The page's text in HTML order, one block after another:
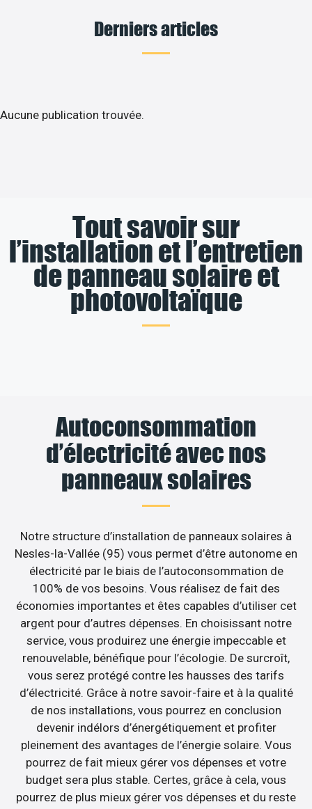
Derniers articles
Aucune publication trouvée.
Tout savoir sur
l’installation et l’entretien
de panneau solaire et
photovoltaïque
Autoconsommation
d’électricité avec nos
panneaux solaires
Notre structure d’installation de panneaux solaires à
Nesles-la-Vallée (95) vous permet d’être autonome en
électricité par le biais de l’autoconsommation de
100% de vos besoins. Vous réalisez de fait des
économies importantes et êtes capables d’utiliser cet
argent pour d’autres dépenses. En choisissant notre
service, vous produirez une énergie impeccable et
renouvelable, bénéfique pour l’écologie. De surcroît,
vous serez protégé contre les hausses des tarifs
d’électricité. Grâce à notre savoir-faire et à la qualité
de nos installations, vous pourrez en conclusion
devenir indélors d’énergétiquement et profiter
pleinement des avantages de l’énergie solaire. Vous
pourrez de fait mieux gérer vos dépenses et votre
budget sera plus stable. Certes, grâce à cela, vous
pourrez de plus mieux gérer vos dépenses et du reste